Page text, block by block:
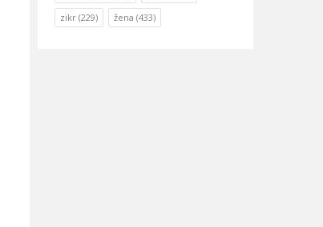
zikr (229) žena (433)